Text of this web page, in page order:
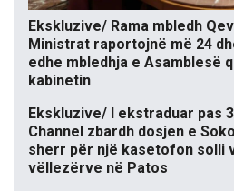
Ekskluzive/ Rama mbledh
Ministrat raportojnë më 24
edhe mbledhja e Asamblesë
kabinetin
Ekskluzive/ I ekstraduar pas
Channel zbardh dosjen e
sherr për një kasetofon solli
vëllezërve në Patos